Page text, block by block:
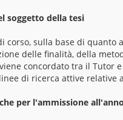
soggetto della tesi
corso, sulla base di quanto
delle finalità, della
concordato tra il Tutor
di ricerca attive relative
per l'ammissione